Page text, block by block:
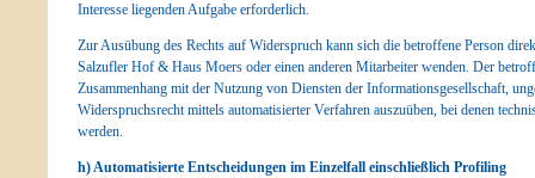
Interesse liegenden Aufgabe erforderlich.
Zur Ausübung des Rechts auf Widerspruch kann sich die betroffene Person
Salzufler Hof & Haus Moers oder einen anderen Mitarbeiter wenden. Der
Zusammenhang mit der Nutzung von Diensten der Informationsgesellschaft,
Widerspruchsrecht mittels automatisierter Verfahren auszuüben, bei denen
werden.
h) Automatisierte Entscheidungen im Einzelfall einschließlich Profiling